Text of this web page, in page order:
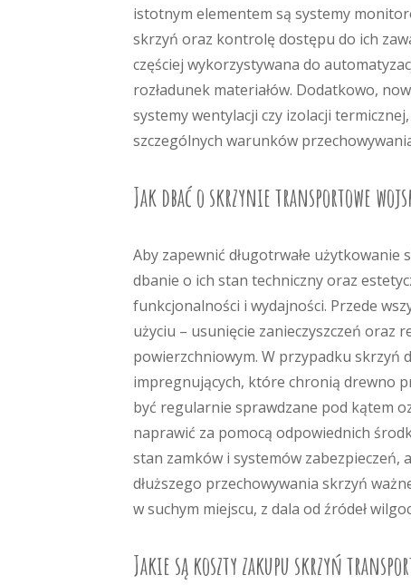
istotnym elementem są systemy
skrzyń oraz kontrolę dostępu do ich
częściej wykorzystywana do
rozładunek materiałów. Dodatkowo,
systemy wentylacji czy izolacji
szczególnych warunków
Jak dbać o skrzynie transportowe
Aby zapewnić długotrwałe
dbanie o ich stan techniczny oraz
funkcjonalności i wydajności. Przede
użyciu – usunięcie zanieczyszczeń oraz
powierzchniowym. W przypadku skrzyń
impregnujących, które chronią drewno
być regularnie sprawdzane pod kątem
naprawić za pomocą odpowiednich
stan zamków i systemów zabezpieczeń,
dłuższego przechowywania skrzyń
w suchym miejscu, z dala od źródeł
Jakie są koszty zakupu skrzyń